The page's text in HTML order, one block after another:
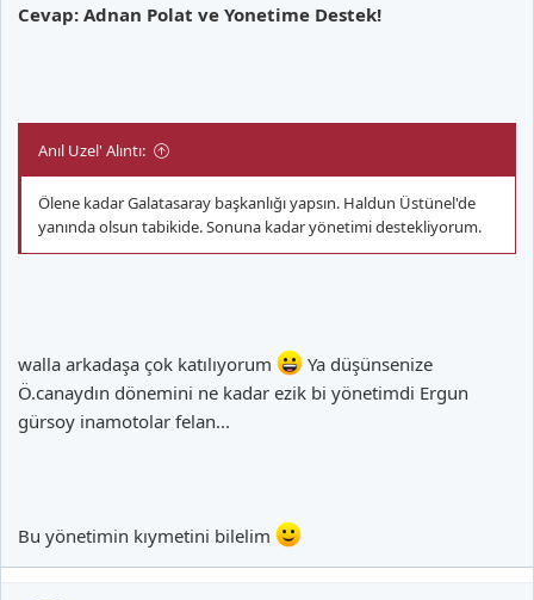
Cevap: Adnan Polat ve Yonetime Destek!
Anıl Uzel' Alıntı:
Ölene kadar Galatasaray başkanlığı yapsın. Haldun Üstünel'de
yanında olsun tabikide. Sonuna kadar yönetimi destekliyorum.
walla arkadaşa çok katılıyorum
Ya düşünsenize
Ö.canaydın dönemini ne kadar ezik bi yönetimdi Ergun
gürsoy inamotolar felan...
Bu yönetimin kıymetini bilelim